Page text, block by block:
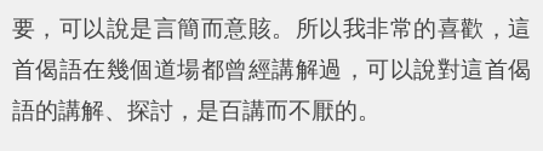
要，可以說是言簡而意賅。所以我非常的喜歡，這
首偈語在幾個道場都曾經講解過，可以說對這首偈
語的講解、探討，是百講而不厭的。